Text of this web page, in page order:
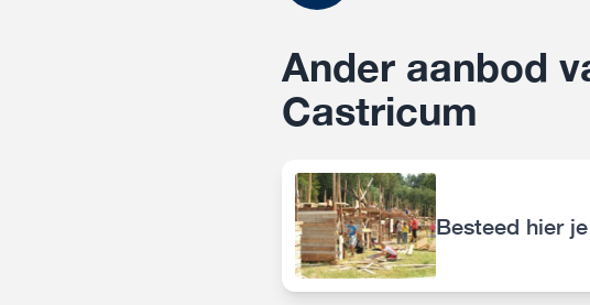
Ander aanbod
Castricum
Besteed hier